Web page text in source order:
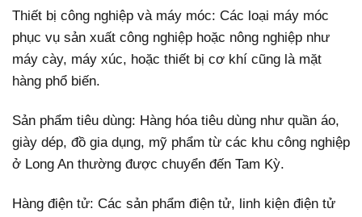
Thiết bị công nghiệp và máy móc: Các loại máy móc
phục vụ sản xuất công nghiệp hoặc nông nghiệp như
máy cày, máy xúc, hoặc thiết bị cơ khí cũng là mặt
hàng phổ biến.
Sản phẩm tiêu dùng: Hàng hóa tiêu dùng như quần áo,
giày dép, đồ gia dụng, mỹ phẩm từ các khu công nghiệp
ở Long An thường được chuyển đến Tam Kỳ.
Hàng điện tử: Các sản phẩm điện tử, linh kiện điện tử